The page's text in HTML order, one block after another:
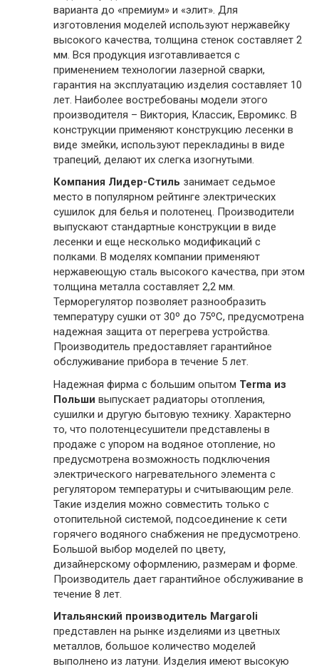
варианта до «премиум» и «элит». Для
изготовления моделей используют нержавейку
высокого качества, толщина стенок составляет 2
мм. Вся продукция изготавливается с
применением технологии лазерной сварки,
гарантия на эксплуатацию изделия составляет 10
лет. Наиболее востребованы модели этого
производителя – Виктория, Классик, Евромикс. В
конструкции применяют конструкцию лесенки в
виде змейки, используют перекладины в виде
трапеций, делают их слегка изогнутыми.
Компания Лидер-Стиль занимает седьмое
место в популярном рейтинге электрических
сушилок для белья и полотенец. Производители
выпускают стандартные конструкции в виде
лесенки и еще несколько модификаций с
полками. В моделях компании применяют
нержавеющую сталь высокого качества, при этом
толщина металла составляет 2,2 мм.
Терморегулятор позволяет разнообразить
температуру сушки от 30º до 75ºС, предусмотрена
надежная защита от перегрева устройства.
Производитель предоставляет гарантийное
обслуживание прибора в течение 5 лет.
Надежная фирма с большим опытом Terma из
Польши выпускает радиаторы отопления,
сушилки и другую бытовую технику. Характерно
то, что полотенцесушители представлены в
продаже с упором на водяное отопление, но
предусмотрена возможность подключения
электрического нагревательного элемента с
регулятором температуры и считывающим реле.
Такие изделия можно совместить только с
отопительной системой, подсоединение к сети
горячего водяного снабжения не предусмотрено.
Большой выбор моделей по цвету,
дизайнерскому оформлению, размерам и форме.
Производитель дает гарантийное обслуживание в
течение 8 лет.
Итальянский производитель Margaroli
представлен на рынке изделиями из цветных
металлов, большое количество моделей
выполнено из латуни. Изделия имеют высокую